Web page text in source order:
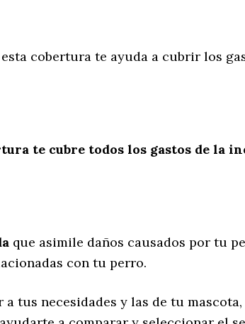
cobertura te ayuda a cubrir los
te cubre todos los gastos de la
que asimile daños causados por tu
con tu perro.
tus necesidades y las de tu mascota,